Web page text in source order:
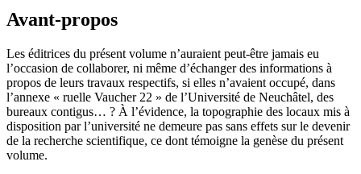
Avant-propos
Les éditrices du présent volume n’auraient peut-être jamais eu
l’occasion de collaborer, ni même d’échanger des informations à
propos de leurs travaux respectifs, si elles n’avaient occupé, dans
l’annexe « ruelle Vaucher 22 » de l’Université de Neuchâtel, des
bureaux contigus… ? À l’évidence, la topographie des locaux mis à
disposition par l’université ne demeure pas sans effets sur le devenir
de la recherche scientifique, ce dont témoigne la genèse du présent
volume.